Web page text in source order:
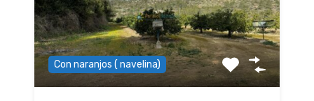
Con naranjos ( navelina)